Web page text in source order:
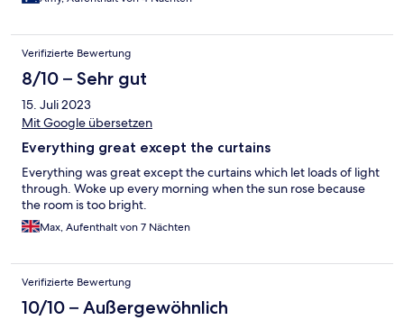
days when it was hot. The breakfast was pretty good and part of
excellent option, and, as a regular traveller to Vienna, this may
be my new "home" hotel.
Verifizierte Bewertung
8/10 – Sehr gut
15. Juli 2023
Mit Google übersetzen
Everything great except the curtains
Everything was great except the curtains which let loads of light
through. Woke up every morning when the sun rose because
the room is too bright.
Max, Aufenthalt von 7 Nächten
Verifizierte Bewertung
10/10 – Außergewöhnlich